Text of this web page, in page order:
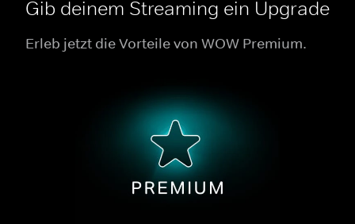
Gib deinem Streaming ein Upgrade
Erleb jetzt die Vorteile von WOW Premium.